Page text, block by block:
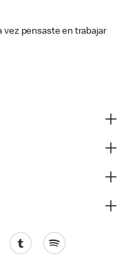
vez pensaste en trabajar